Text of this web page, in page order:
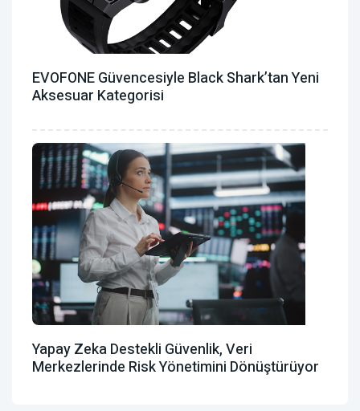
EVOFONE Güvencesiyle Black Shark’tan Yeni
Aksesuar Kategorisi
Yapay Zeka Destekli Güvenlik, Veri
Merkezlerinde Risk Yönetimini Dönüştürüyor